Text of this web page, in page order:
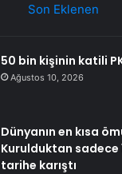
Son Eklenen
50 bin kişinin katili
Ağustos 10, 2026
Dünyanın en kısa
Kurulduktan sadece
tarihe karıştı